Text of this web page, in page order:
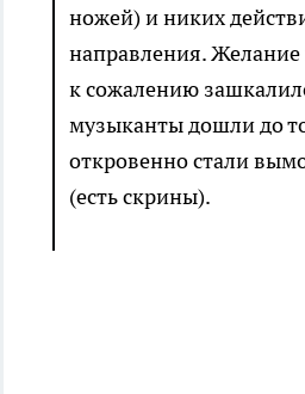
ножей) и никих
направления. Желание
к сожалению
музыканты дошли до
откровенно стали
(есть скрины).